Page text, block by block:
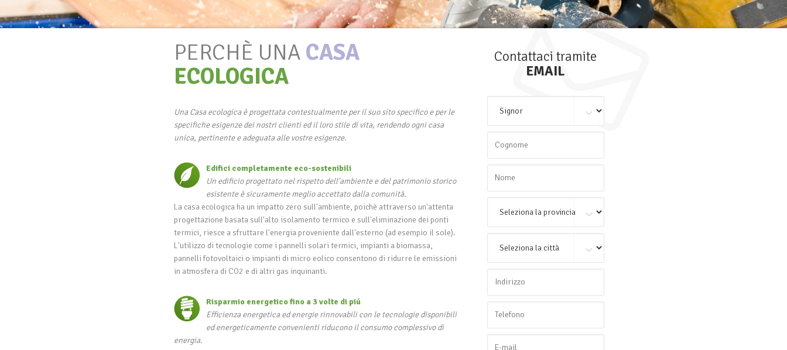
PERCHÈ UNA CASA
ECOLOGICA
Una Casa ecologica è progettata contestualmente per il suo sito specifico e per le
specifiche esigenze dei nostri clienti ed il loro stile di vita, rendendo ogni casa
unica, pertinente e adeguata alle vostre esigenze.
Edifici completamente eco-sostenibili
Un edificio progettato nel rispetto dell'ambiente e del patrimonio storico
esistente è sicuramente meglio accettato dalla comunità.
La casa ecologica ha un impatto zero sull'ambiente, poichè attraverso un'attenta
progettazione basata sull'alto isolamento termico e sull'eliminazione dei ponti
termici, riesce a sfruttare l'energia proveniente dall'esterno (ad esempio il sole).
L'utilizzo di tecnologie come i pannelli solari termici, impianti a biomassa,
pannelli fotovoltaici o impianti di micro eolico consentono di ridurre le emissioni
in atmosfera di CO2 e di altri gas inquinanti.
Risparmio energetico fino a 3 volte di piú
Efficienza energetica ed energie rinnovabili con le tecnologie disponibili
ed energeticamente convenienti riducono il consumo complessivo di
energia.
Contattaci tramite
EMAIL